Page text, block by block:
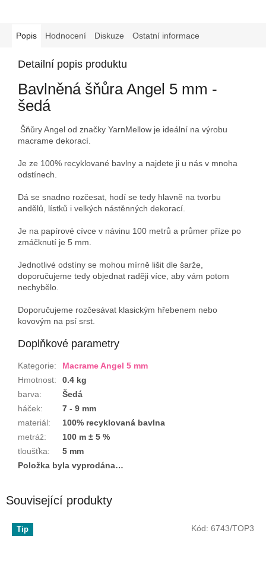
Popis Hodnocení Diskuze Ostatní informace
Detailní popis produktu
Bavlněná šňůra Angel 5 mm -
šedá
Šňůry Angel od značky YarnMellow je ideální na výrobu
macrame dekorací.
Je ze 100% recyklované bavlny a najdete ji u nás v mnoha
odstínech.
Dá se snadno rozčesat, hodí se tedy hlavně na tvorbu
andělů, lístků i velkých nástěnných dekorací.
Je na papírové cívce v návinu 100 metrů a průmer příze po
zmáčknutí je 5 mm.
Jednotlivé odstíny se mohou mírně lišit dle šarže,
doporučujeme tedy objednat raději více, aby vám potom
nechybělo.
Doporučujeme rozčesávat klasickým hřebenem nebo
kovovým na psí srst.
Doplňkové parametry
Kategorie:
Macrame Angel 5 mm
Hmotnost:
0.4 kg
barva:
Šedá
háček:
7 - 9 mm
materiál:
100% recyklovaná bavlna
metráž:
100 m ± 5 %
tloušťka:
5 mm
Položka byla vyprodána…
Související produkty
Tip Kód: 6743/TOP3